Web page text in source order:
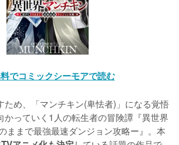
でコミックシーモアで読む
ため、「マンチキン(卑怯者)」になる覚悟
かっていく1人の転生者の冒険譚『異世界
ままで最強最速ダンジョン攻略ー』。本